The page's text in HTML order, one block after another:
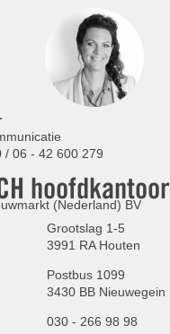
/ 06 - 42 600 279
hoofdkantoor
(Nederland) BV
Grootslag 1-5
3991 RA Houten
Postbus 1099
3430 BB Nieuwegein
030 - 266 98 98